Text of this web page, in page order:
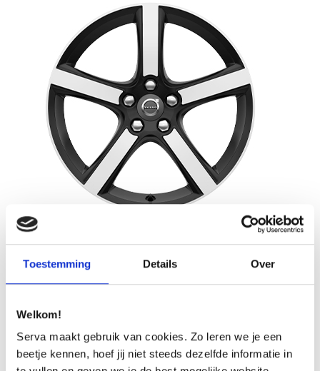
Toestemming Details Over
Welkom!
Serva maakt gebruik van cookies. Zo leren we je een
beetje kennen, hoef jij niet steeds dezelfde informatie in
OFFERTE AANVRAGEN